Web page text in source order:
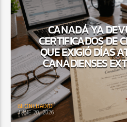
CANADÁ YA
CERTIFICADOS DE
QUE EXIGIÓ DÍAS
CANADIENSES
BEONERADIO
JUNE 20, 2026